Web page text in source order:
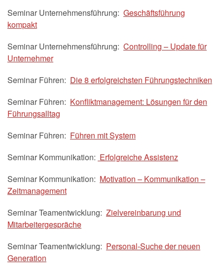
Seminar Unternehmensführung: Geschäftsführung
kompakt
Seminar Unternehmensführung: Controlling – Update für
Unternehmer
Seminar Führen: Die 8 erfolgreichsten Führungstechniken
Seminar Führen: Konfliktmanagement: Lösungen für den
Führungsalltag
Seminar Führen: Führen mit System
Seminar Kommunikation: Erfolgreiche Assistenz
Seminar Kommunikation: Motivation – Kommunikation –
Zeitmanagement
Seminar Teamentwicklung: Zielvereinbarung und
Mitarbeitergespräche
Seminar Teamentwicklung: Personal-Suche der neuen
Generation